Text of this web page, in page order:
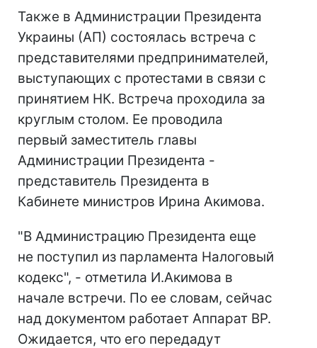
Также в Администрации Президента
Украины (АП) состоялась встреча с
представителями предпринимателей,
выступающих с протестами в связи с
принятием НК. Встреча проходила за
круглым столом. Ее проводила
первый заместитель главы
Администрации Президента -
представитель Президента в
Кабинете министров Ирина Акимова.
"В Администрацию Президента еще
не поступил из парламента Налоговый
кодекс", - отметила И.Акимова в
начале встречи. По ее словам, сейчас
над документом работает Аппарат ВР.
Ожидается, что его передадут